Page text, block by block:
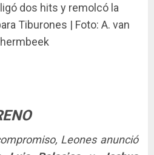
dos hits y remolcó la
Tiburones | Foto: A. van
Leones anunció